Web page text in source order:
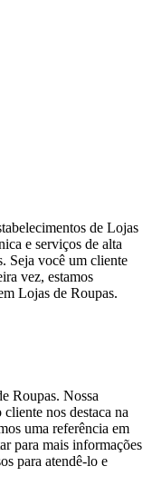
de Lojas
e serviços de alta
Seja você um cliente
vez, estamos
Lojas de Roupas.
Roupas. Nossa
nos destaca na
uma referência em
para mais informações
para atendê-lo e